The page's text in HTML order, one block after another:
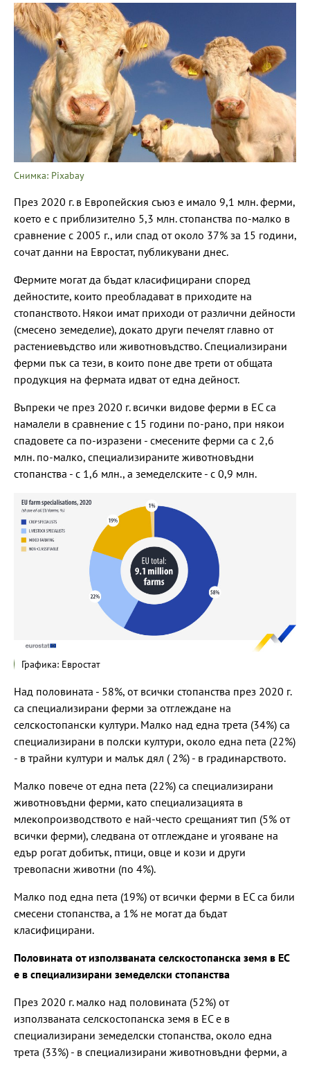
Снимка: Pixabay
През 2020 г. в Европейския съюз е имало 9,1 млн. ферми,
което е с приблизително 5,3 млн. стопанства по-малко в
сравнение с 2005 г., или спад от около 37% за 15 години,
сочат данни на Евростат, публикувани днес.
Фермите могат да бъдат класифицирани според
дейностите, които преобладават в приходите на
стопанството. Някои имат приходи от различни дейности
(смесено земеделие), докато други печелят главно от
растениевъдство или животновъдство. Специализирани
ферми пък са тези, в които поне две трети от общата
продукция на фермата идват от една дейност.
Въпреки че през 2020 г. всички видове ферми в ЕС са
намалели в сравнение с 15 години по-рано, при някои
спадовете са по-изразени - смесените ферми са с 2,6
млн. по-малко, специализираните животновъдни
стопанства - с 1,6 млн., а земеделските - с 0,9 млн.
Графика: Евростат
Над половината - 58%, от всички стопанства през 2020 г.
са специализирани ферми за отглеждане на
селскостопански култури. Малко над една трета (34%) са
специализирани в полски култури, около една пета (22%)
- в трайни култури и малък дял ( 2%) - в градинарството.
Малко повече от една пета (22%) са специализирани
животновъдни ферми, като специализацията в
млекопроизводството е най-често срещаният тип (5% от
всички ферми), следвана от отглеждане и угояване на
едър рогат добитък, птици, овце и кози и други
тревопасни животни (по 4%).
Малко под една пета (19%) от всички ферми в ЕС са били
смесени стопанства, а 1% не могат да бъдат
класифицирани.
Половината от използваната селскостопанска земя в ЕС
е в специализирани земеделски стопанства
През 2020 г. малко над половината (52%) от
използваната селскостопанска земя в ЕС е в
специализирани земеделски стопанства, около една
трета (33%) - в специализирани животновъдни ферми, а